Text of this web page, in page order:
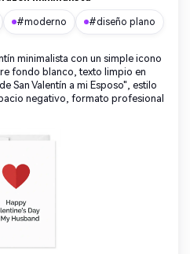
#moderno #diseño plano
minimalista con un simple icono
fondo blanco, texto limpio en
San Valentín a mi Esposo", estilo
negativo, formato profesional